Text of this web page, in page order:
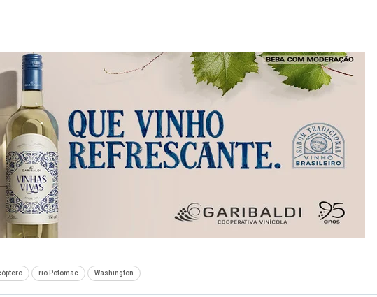
rio Potomac Washington